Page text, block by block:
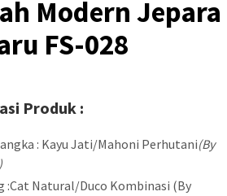
Modern Jepara
FS-028
Produk :
: Kayu Jati/Mahoni Perhutani(By
:Cat Natural/Duco Kombinasi (By